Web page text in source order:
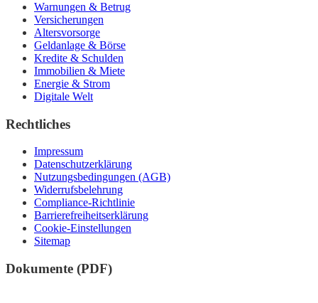
Warnungen & Betrug
Versicherungen
Altersvorsorge
Geldanlage & Börse
Kredite & Schulden
Immobilien & Miete
Energie & Strom
Digitale Welt
Rechtliches
Impressum
Datenschutzerklärung
Nutzungsbedingungen (AGB)
Widerrufsbelehrung
Compliance-Richtlinie
Barrierefreiheitserklärung
Cookie-Einstellungen
Sitemap
Dokumente (PDF)